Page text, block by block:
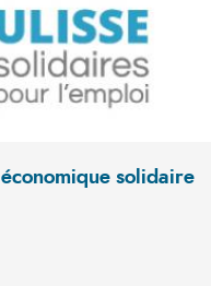
solidaire